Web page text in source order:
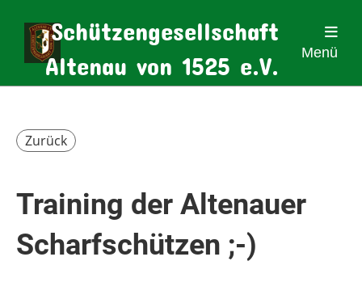
Schützengesellschaft
Altenau von 1525 e.V.
Menü
Zurück
Training der Altenauer
Scharfschützen ;-)